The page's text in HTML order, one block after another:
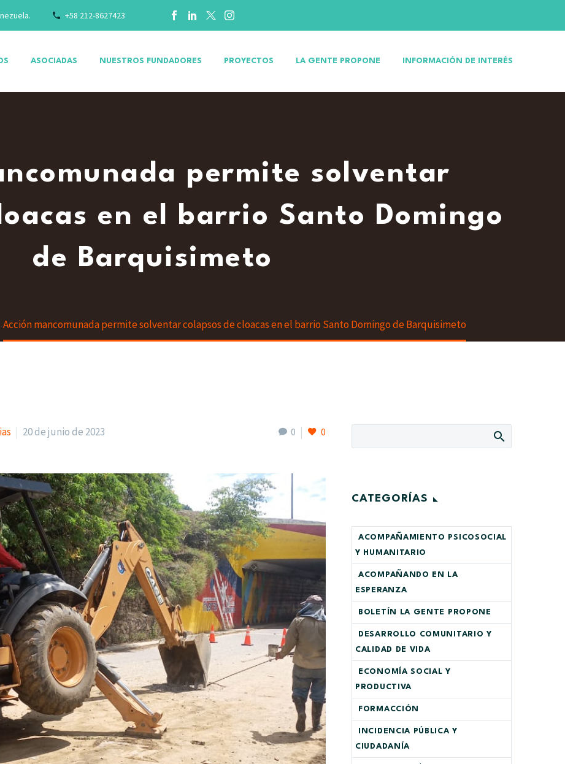
+58 212-8627423
ASOCIADAS NUESTROS FUNDADORES PROYECTOS LA GENTE PROPONE INFORMACIÓN DE INTERÉS
permite solventar
en el barrio Santo Domingo
de Barquisimeto
Acción mancomunada permite solventar colapsos de cloacas en el barrio Santo Domingo de Barquisimeto
0 0
20 de junio de 2023
CATEGORÍAS
ACOMPAÑAMIENTO PSICOSOCIAL
Y HUMANITARIO
ACOMPAÑANDO EN LA
ESPERANZA
BOLETÍN LA GENTE PROPONE
DESARROLLO COMUNITARIO Y
CALIDAD DE VIDA
ECONOMÍA SOCIAL Y
PRODUCTIVA
FORMACCIÓN
INCIDENCIA PÚBLICA Y
CIUDADANÍA